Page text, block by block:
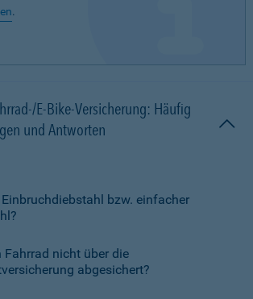
.
E-Bike-Versicherung: Häufig
und Antworten
bzw. einfacher
Fahrrad nicht über die
abgesichert?